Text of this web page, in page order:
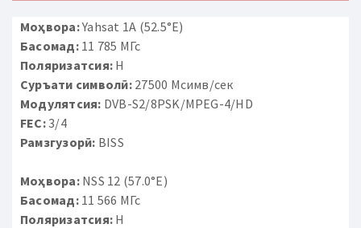
Моҳвора:Yahsat 1A (52.5°E)
Басомад:11 785 МГс
Поляризатсия: H
Суръати символӣ:27500 Мсимв/сек
Модулятсия: DVB-S2/8PSK/MPEG-4/HD
FEC:3/4
Рамзгузорӣ: BISS
Моҳвора:NSS 12 (57.0°E)
Басомад:11 566 МГс
Поляризатсия: H